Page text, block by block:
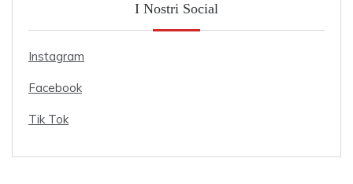
I Nostri Social
Instagram
Facebook
Tik Tok